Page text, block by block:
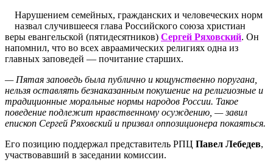
Нарушением семейных, гражданских и человеческих норм
назвал случившееся глава Российского союза христиан
веры евангельской (пятидесятников) Сергей Ряховский. Он
напомнил, что во всех авраамических религиях одна из
главных заповедей — почитание старших.
— Пятая заповедь была публично и кощунственно поругана,
нельзя оставлять безнаказанным покушение на религиозные и
традиционные моральные нормы народов России. Такое
поведение подлежит нравственному осуждению, — завил
епископ Сергей Ряховский и призвал оппозиционера покаяться.
Его позицию поддержал представитель РПЦ Павел Лебедев,
участвовавший в заседании комиссии.